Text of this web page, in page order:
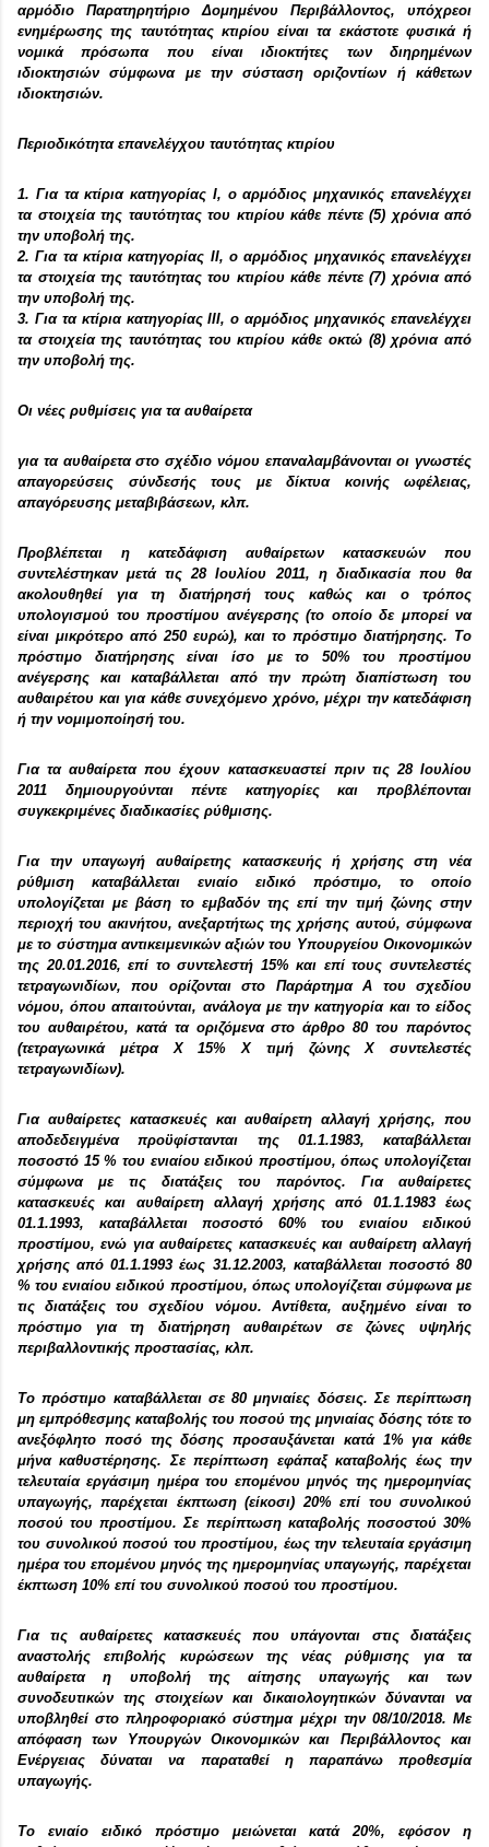
αρμόδιο Παρατηρητήριο Δομημένου Περιβάλλοντος, υπόχρεοι
ενημέρωσης της ταυτότητας κτιρίου είναι τα εκάστοτε φυσικά ή
νομικά πρόσωπα που είναι ιδιοκτήτες των διηρημένων
ιδιοκτησιών σύμφωνα με την σύσταση οριζοντίων ή κάθετων
ιδιοκτησιών.
Περιοδικότητα επανελέγχου ταυτότητας κτιρίου
1. Για τα κτίρια κατηγορίας Ι, ο αρμόδιος μηχανικός επανελέγχει
τα στοιχεία της ταυτότητας του κτιρίου κάθε πέντε (5) χρόνια από
την υποβολή της.
2. Για τα κτίρια κατηγορίας ΙΙ, ο αρμόδιος μηχανικός επανελέγχει
τα στοιχεία της ταυτότητας του κτιρίου κάθε πέντε (7) χρόνια από
την υποβολή της.
3. Για τα κτίρια κατηγορίας ΙΙΙ, ο αρμόδιος μηχανικός επανελέγχει
τα στοιχεία της ταυτότητας του κτιρίου κάθε οκτώ (8) χρόνια από
την υποβολή της.
Οι νέες ρυθμίσεις για τα αυθαίρετα
για τα αυθαίρετα στο σχέδιο νόμου επαναλαμβάνονται οι γνωστές
απαγορεύσεις σύνδεσής τους με δίκτυα κοινής ωφέλειας,
απαγόρευσης μεταβιβάσεων, κλπ.
Προβλέπεται η κατεδάφιση αυθαίρετων κατασκευών που
συντελέστηκαν μετά τις 28 Ιουλίου 2011, η διαδικασία που θα
ακολουθηθεί για τη διατήρησή τους καθώς και ο τρόπος
υπολογισμού του προστίμου ανέγερσης (το οποίο δε μπορεί να
είναι μικρότερο από 250 ευρώ), και το πρόστιμο διατήρησης. Το
πρόστιμο διατήρησης είναι ίσο με το 50% του προστίμου
ανέγερσης και καταβάλλεται από την πρώτη διαπίστωση του
αυθαιρέτου και για κάθε συνεχόμενο χρόνο, μέχρι την κατεδάφιση
ή την νομιμοποίησή του.
Για τα αυθαίρετα που έχουν κατασκευαστεί πριν τις 28 Ιουλίου
2011 δημιουργούνται πέντε κατηγορίες και προβλέπονται
συγκεκριμένες διαδικασίες ρύθμισης.
Για την υπαγωγή αυθαίρετης κατασκευής ή χρήσης στη νέα
ρύθμιση καταβάλλεται ενιαίο ειδικό πρόστιμο, το οποίο
υπολογίζεται με βάση το εμβαδόν της επί την τιμή ζώνης στην
περιοχή του ακινήτου, ανεξαρτήτως της χρήσης αυτού, σύμφωνα
με το σύστημα αντικειμενικών αξιών του Υπουργείου Οικονομικών
της 20.01.2016, επί το συντελεστή 15% και επί τους συντελεστές
τετραγωνιδίων, που ορίζονται στο Παράρτημα Α του σχεδίου
νόμου, όπου απαιτούνται, ανάλογα με την κατηγορία και το είδος
του αυθαιρέτου, κατά τα οριζόμενα στο άρθρο 80 του παρόντος
(τετραγωνικά μέτρα Χ 15% Χ τιμή ζώνης Χ συντελεστές
τετραγωνιδίων).
Για αυθαίρετες κατασκευές και αυθαίρετη αλλαγή χρήσης, που
αποδεδειγμένα προϋφίστανται της 01.1.1983, καταβάλλεται
ποσοστό 15 % του ενιαίου ειδικού προστίμου, όπως υπολογίζεται
σύμφωνα με τις διατάξεις του παρόντος. Για αυθαίρετες
κατασκευές και αυθαίρετη αλλαγή χρήσης από 01.1.1983 έως
01.1.1993, καταβάλλεται ποσοστό 60% του ενιαίου ειδικού
προστίμου, ενώ για αυθαίρετες κατασκευές και αυθαίρετη αλλαγή
χρήσης από 01.1.1993 έως 31.12.2003, καταβάλλεται ποσοστό 80
% του ενιαίου ειδικού προστίμου, όπως υπολογίζεται σύμφωνα με
τις διατάξεις του σχεδίου νόμου. Αντίθετα, αυξημένο είναι το
πρόστιμο για τη διατήρηση αυθαιρέτων σε ζώνες υψηλής
περιβαλλοντικής προστασίας, κλπ.
Το πρόστιμο καταβάλλεται σε 80 μηνιαίες δόσεις. Σε περίπτωση
μη εμπρόθεσμης καταβολής του ποσού της μηνιαίας δόσης τότε το
ανεξόφλητο ποσό της δόσης προσαυξάνεται κατά 1% για κάθε
μήνα καθυστέρησης. Σε περίπτωση εφάπαξ καταβολής έως την
τελευταία εργάσιμη ημέρα του επομένου μηνός της ημερομηνίας
υπαγωγής, παρέχεται έκπτωση (είκοσι) 20% επί του συνολικού
ποσού του προστίμου. Σε περίπτωση καταβολής ποσοστού 30%
του συνολικού ποσού του προστίμου, έως την τελευταία εργάσιμη
ημέρα του επομένου μηνός της ημερομηνίας υπαγωγής, παρέχεται
έκπτωση 10% επί του συνολικού ποσού του προστίμου.
Για τις αυθαίρετες κατασκευές που υπάγονται στις διατάξεις
αναστολής επιβολής κυρώσεων της νέας ρύθμισης για τα
αυθαίρετα η υποβολή της αίτησης υπαγωγής και των
συνοδευτικών της στοιχείων και δικαιολογητικών δύνανται να
υποβληθεί στο πληροφοριακό σύστημα μέχρι την 08/10/2018. Με
απόφαση των Υπουργών Οικονομικών και Περιβάλλοντος και
Ενέργειας δύναται να παραταθεί η παραπάνω προθεσμία
υπαγωγής.
Το ενιαίο ειδικό πρόστιμο μειώνεται κατά 20%, εφόσον η